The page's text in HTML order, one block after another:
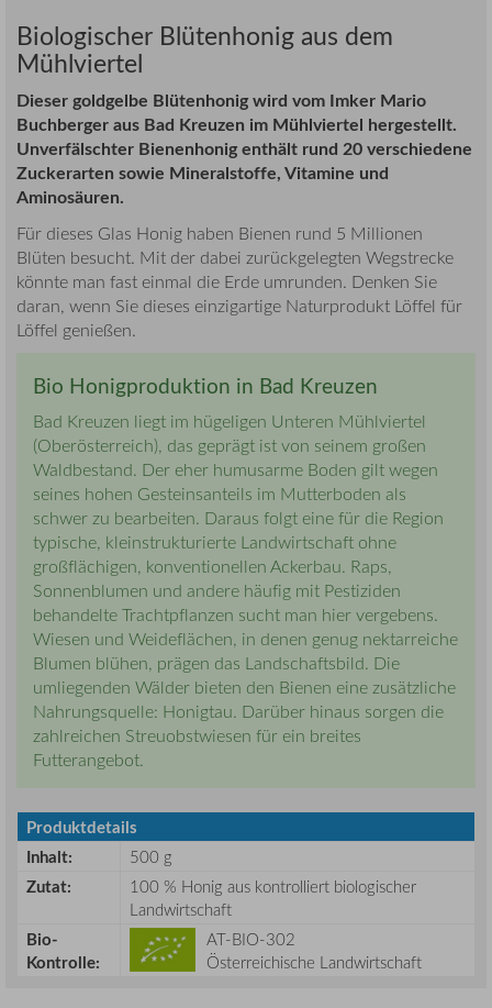
Biologischer Blütenhonig aus dem
Mühlviertel
Dieser goldgelbe Blütenhonig wird vom Imker Mario
Buchberger aus Bad Kreuzen im Mühlviertel hergestellt.
Unverfälschter Bienenhonig enthält rund 20 verschiedene
Zuckerarten sowie Mineralstoffe, Vitamine und
Aminosäuren.
Für dieses Glas Honig haben Bienen rund 5 Millionen
Blüten besucht. Mit der dabei zurückgelegten Wegstrecke
könnte man fast einmal die Erde umrunden. Denken Sie
daran, wenn Sie dieses einzigartige Naturprodukt Löffel für
Löffel genießen.
Bio Honigproduktion in Bad Kreuzen
Bad Kreuzen liegt im hügeligen Unteren Mühlviertel
(Oberösterreich), das geprägt ist von seinem großen
Waldbestand. Der eher humusarme Boden gilt wegen
seines hohen Gesteinsanteils im Mutterboden als
schwer zu bearbeiten. Daraus folgt eine für die Region
typische, kleinstrukturierte Landwirtschaft ohne
großflächigen, konventionellen Ackerbau. Raps,
Sonnenblumen und andere häufig mit Pestiziden
behandelte Trachtpflanzen sucht man hier vergebens.
Wiesen und Weideflächen, in denen genug nektarreiche
Blumen blühen, prägen das Landschaftsbild. Die
umliegenden Wälder bieten den Bienen eine zusätzliche
Nahrungsquelle: Honigtau. Darüber hinaus sorgen die
zahlreichen Streuobstwiesen für ein breites
Futterangebot.
Produktdetails
Inhalt:
500 g
Zutat:
100 % Honig aus kontrolliert biologischer
Landwirtschaft
Bio-
Kontrolle:
AT-BIO-302
Österreichische Landwirtschaft